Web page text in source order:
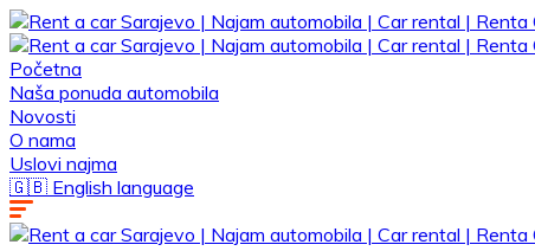
Početna
Naša ponuda automobila
Novosti
O nama
Uslovi najma
🇬🇧 English language